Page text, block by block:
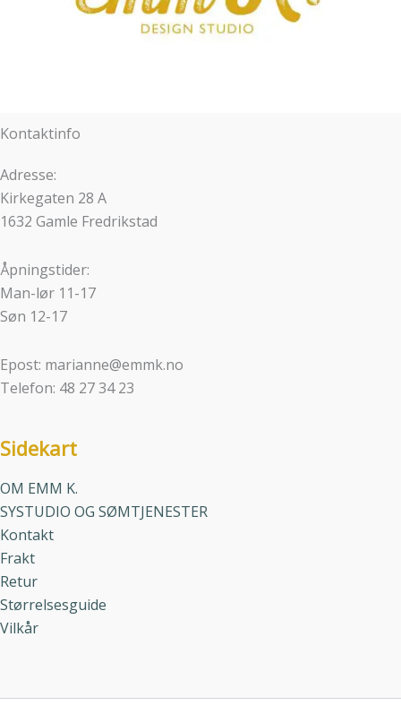
Kontaktinfo
Adresse:
Kirkegaten 28 A
1632 Gamle Fredrikstad
Åpningstider:
Man-lør 11-17
Søn 12-17
Epost: marianne@emmk.no
Telefon: 48 27 34 23
Sidekart
OM EMM K.
SYSTUDIO OG SØMTJENESTER
Kontakt
Frakt
Retur
Størrelsesguide
Vilkår